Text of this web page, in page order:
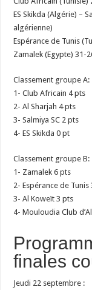
ES Skikda (Algérie) –
algérienne)
Espérance de Tunis
Zamalek (Egypte) 31-
Classement groupe A:
1- Club Africain 4 pts
2- Al Sharjah 4 pts
3- Salmiya SC 2 pts
4- ES Skikda 0 pt
Classement groupe B:
1- Zamalek 6 pts
2- Espérance de Tunis
3- Al Koweït 3 pts
4- Mouloudia Club
finales
Jeudi 22 septembre :